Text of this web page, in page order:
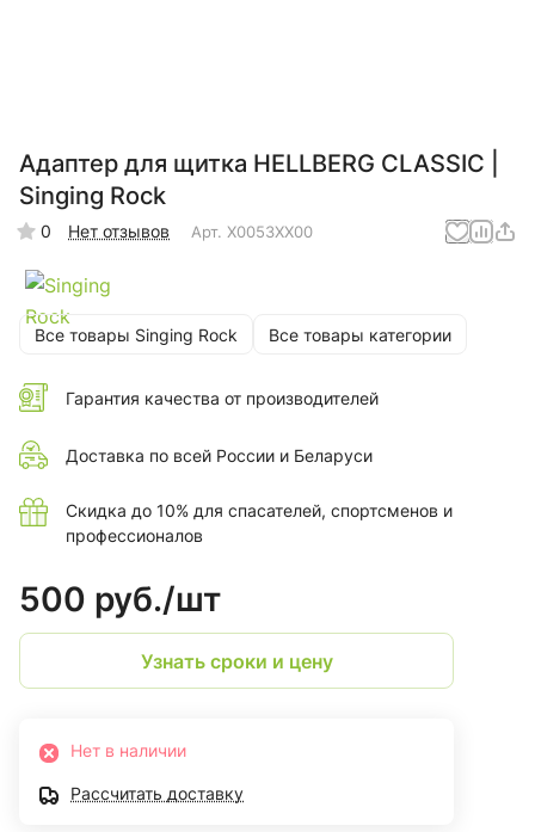
Адаптер для щитка HELLBERG CLASSIC |
Singing Rock
0 Нет отзывов Арт. X0053XX00
Все товары Singing Rock Все товары категории
Гарантия качества от производителей
Доставка по всей России и Беларуси
Скидка до 10% для спасателей, спортсменов и
профессионалов
500 руб./шт
Узнать сроки и цену
Нет в наличии
Рассчитать доставку